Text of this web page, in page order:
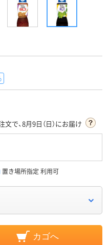
で、8月9日（日）にお届け
置き場所指定 利用可
カゴへ